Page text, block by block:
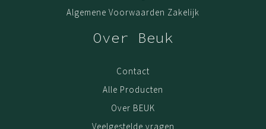
Algemene Voorwaarden Zakelijk
Over Beuk
Contact
Alle Producten
Over BEUK
Veelgestelde vragen